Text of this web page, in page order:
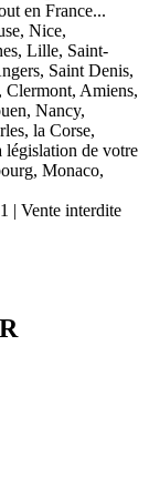
en France...
Nice,
Lille, Saint-
Saint Denis,
Amiens,
Nancy,
la Corse,
législation de votre
Monaco,
| Vente interdite